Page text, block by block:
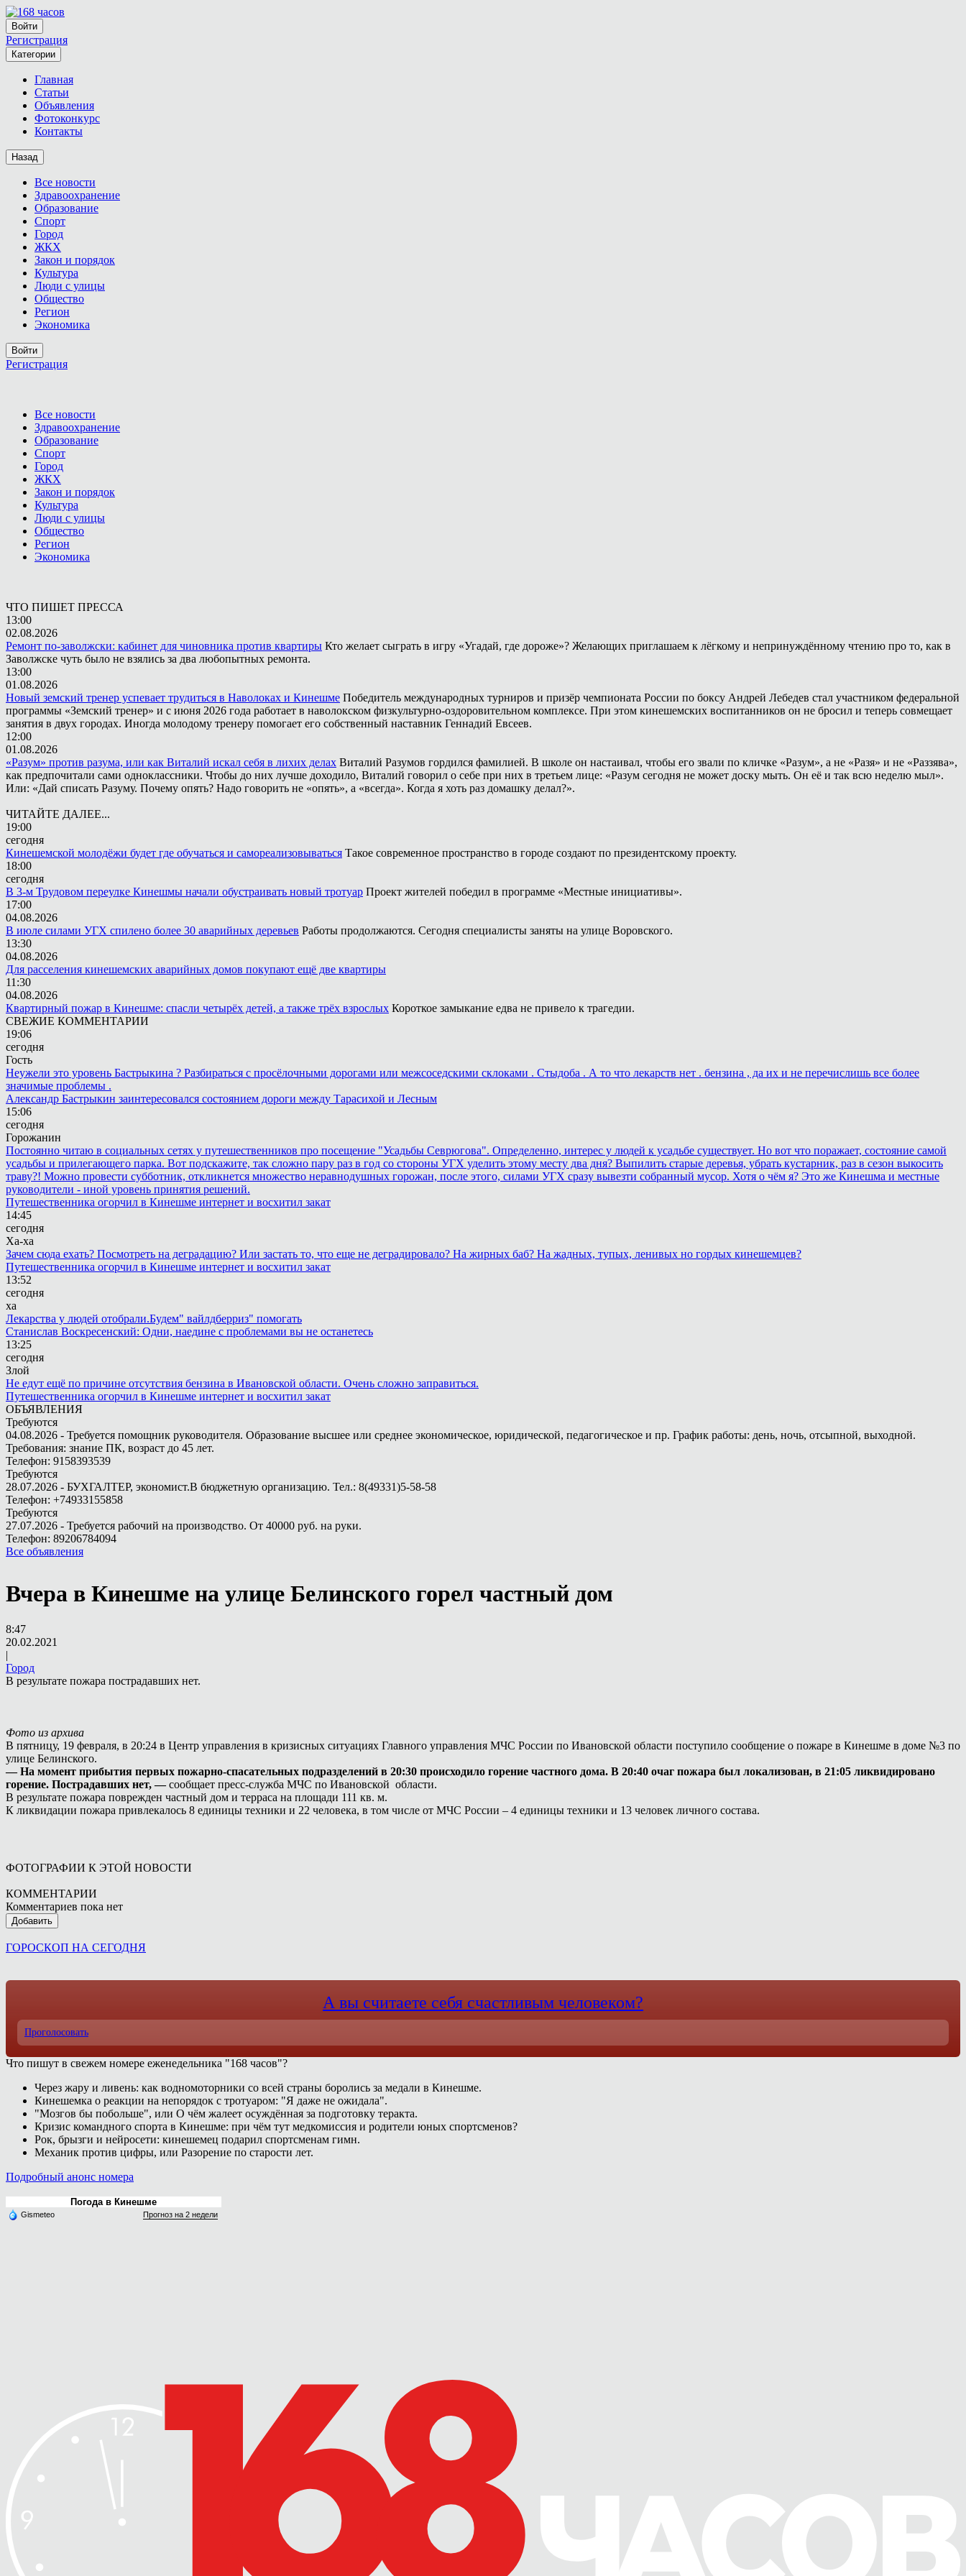
Войти
Регистрация
Категории
Главная
Статьи
Объявления
Фотоконкурс
Контакты
Назад
Все новости
Здравоохранение
Образование
Спорт
Город
ЖКХ
Закон и порядок
Культура
Люди с улицы
Общество
Регион
Экономика
Войти
Регистрация
Все новости
Здравоохранение
Образование
Спорт
Город
ЖКХ
Закон и порядок
Культура
Люди с улицы
Общество
Регион
Экономика
ЧТО ПИШЕТ ПРЕССА
13:00
02.08.2026
Ремонт по-заволжски: кабинет для чиновника против квартиры Кто желает сыграть в игру «Угадай, где дороже»? Желающих приглашаем к лёгкому и непринуждённому чтению про то, как в
Заволжске чуть было не взялись за два любопытных ремонта.
13:00
01.08.2026
Новый земский тренер успевает трудиться в Наволоках и Кинешме Победитель международных турниров и призёр чемпионата России по боксу Андрей Лебедев стал участником федеральной
программы «Земский тренер» и с июня 2026 года работает в наволокском физкультурно-оздоровительном комплексе. При этом кинешемских воспитанников он не бросил и теперь совмещает
занятия в двух городах. Иногда молодому тренеру помогает его собственный наставник Геннадий Евсеев.
12:00
01.08.2026
«Разум» против разума, или как Виталий искал себя в лихих делах Виталий Разумов гордился фамилией. В школе он настаивал, чтобы его звали по кличке «Разум», а не «Разя» и не «Раззява»,
как предпочитали сами одноклассники. Чтобы до них лучше доходило, Виталий говорил о себе при них в третьем лице: «Разум сегодня не может доску мыть. Он её и так всю неделю мыл».
Или: «Дай списать Разуму. Почему опять? Надо говорить не «опять», а «всегда». Когда я хоть раз домашку делал?».
ЧИТАЙТЕ ДАЛЕЕ...
19:00
сегодня
Кинешемской молодёжи будет где обучаться и самореализовываться Такое современное пространство в городе создают по президентскому проекту.
18:00
сегодня
В 3-м Трудовом переулке Кинешмы начали обустраивать новый тротуар Проект жителей победил в программе «Местные инициативы».
17:00
04.08.2026
В июле силами УГХ спилено более 30 аварийных деревьев Работы продолжаются. Сегодня специалисты заняты на улице Воровского.
13:30
04.08.2026
Для расселения кинешемских аварийных домов покупают ещё две квартиры
11:30
04.08.2026
Квартирный пожар в Кинешме: спасли четырёх детей, а также трёх взрослых Короткое замыкание едва не привело к трагедии.
СВЕЖИЕ КОММЕНТАРИИ
19:06
сегодня
Гость
Неужели это уровень Бастрыкина ? Разбираться с просёлочными дорогами или межсоседскими склоками . Стыдоба . А то что лекарств нет . бензина , да их и не перечислишь все более
значимые проблемы .
Александр Бастрыкин заинтересовался состоянием дороги между Тарасихой и Лесным
15:06
сегодня
Горожанин
Постоянно читаю в социальных сетях у путешественников про посещение "Усадьбы Севрюгова". Определенно, интерес у людей к усадьбе существует. Но вот что поражает, состояние самой
усадьбы и прилегающего парка. Вот подскажите, так сложно пару раз в год со стороны УГХ уделить этому месту два дня? Выпилить старые деревья, убрать кустарник, раз в сезон выкосить
траву?! Можно провести субботник, откликнется множество неравнодушных горожан, после этого, силами УГХ сразу вывезти собранный мусор. Хотя о чём я? Это же Кинешма и местные
руководители - иной уровень принятия решений.
Путешественника огорчил в Кинешме интернет и восхитил закат
14:45
сегодня
Ха-ха
Зачем сюда ехать? Посмотреть на деградацию? Или застать то, что еще не деградировало? На жирных баб? На жадных, тупых, ленивых но гордых кинешемцев?
Путешественника огорчил в Кинешме интернет и восхитил закат
13:52
сегодня
ха
Лекарства у людей отобрали.Будем" вайлдберриз" помогать
Станислав Воскресенский: Одни, наедине с проблемами вы не останетесь
13:25
сегодня
Злой
Не едут ещё по причине отсутствия бензина в Ивановской области. Очень сложно заправиться.
Путешественника огорчил в Кинешме интернет и восхитил закат
ОБЪЯВЛЕНИЯ
Требуются
04.08.2026 - Требуется помощник руководителя. Образование высшее или среднее экономическое, юридической, педагогическое и пр. График работы: день, ночь, отсыпной, выходной.
Требования: знание ПК, возраст до 45 лет.
Телефон: 9158393539
Требуются
28.07.2026 - БУХГАЛТЕР, экономист.В бюджетную организацию. Тел.: 8(49331)5-58-58
Телефон: +74933155858
Требуются
27.07.2026 - Требуется рабочий на производство. От 40000 руб. на руки.
Телефон: 89206784094
Все объявления
Вчера в Кинешме на улице Белинского горел частный дом
8:47
20.02.2021
|
Город
В результате пожара пострадавших нет.
Фото из архива
В пятницу, 19 февраля, в 20:24 в Центр управления в кризисных ситуациях Главного управления МЧС России по Ивановской области поступило сообщение о пожаре в Кинешме в доме №3 по
улице Белинского.
— На момент прибытия первых пожарно-спасательных подразделений в 20:30 происходило горение частного дома. В 20:40 очаг пожара был локализован, в 21:05 ликвидировано
горение. Пострадавших нет, —сообщает пресс-служба МЧС по Ивановской области.
В результате пожара поврежден частный дом и терраса на площади 111 кв. м.
К ликвидации пожара привлекалось 8 единицы техники и 22 человека, в том числе от МЧС России – 4 единицы техники и 13 человек личного состава.
ФОТОГРАФИИ К ЭТОЙ НОВОСТИ
КОММЕНТАРИИ
Комментариев пока нет
Добавить
ГОРОСКОП НА СЕГОДНЯ
А вы считаете себя счастливым человеком?
Проголосовать
Что пишут в свежем номере еженедельника "168 часов"?
Через жару и ливень: как водномоторники со всей страны боролись за медали в Кинешме.
Кинешемка о реакции на непорядок с тротуаром: "Я даже не ожидала".
"Мозгов бы побольше", или О чём жалеет осуждённая за подготовку теракта.
Кризис командного спорта в Кинешме: при чём тут медкомиссия и родители юных спортсменов?
Рок, брызги и нейросети: кинешемец подарил спортсменам гимн.
Механик против цифры, или Разорение по старости лет.
Подробный анонс номера
Погода в Кинешме
Gismeteo Прогноз на 2 недели